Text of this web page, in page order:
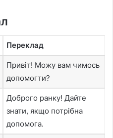
Переклад
Привіт! Можу вам чимось
допомогти?
Доброго ранку! Дайте
знати, якщо потрібна
допомога.